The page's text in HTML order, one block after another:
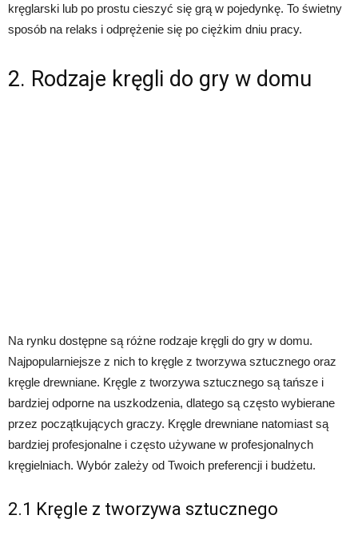
kręglarski lub po prostu cieszyć się grą w pojedynkę. To świetny
sposób na relaks i odprężenie się po ciężkim dniu pracy.
2. Rodzaje kręgli do gry w domu
Na rynku dostępne są różne rodzaje kręgli do gry w domu.
Najpopularniejsze z nich to kręgle z tworzywa sztucznego oraz
kręgle drewniane. Kręgle z tworzywa sztucznego są tańsze i
bardziej odporne na uszkodzenia, dlatego są często wybierane
przez początkujących graczy. Kręgle drewniane natomiast są
bardziej profesjonalne i często używane w profesjonalnych
kręgielniach. Wybór zależy od Twoich preferencji i budżetu.
2.1 Kręgle z tworzywa sztucznego